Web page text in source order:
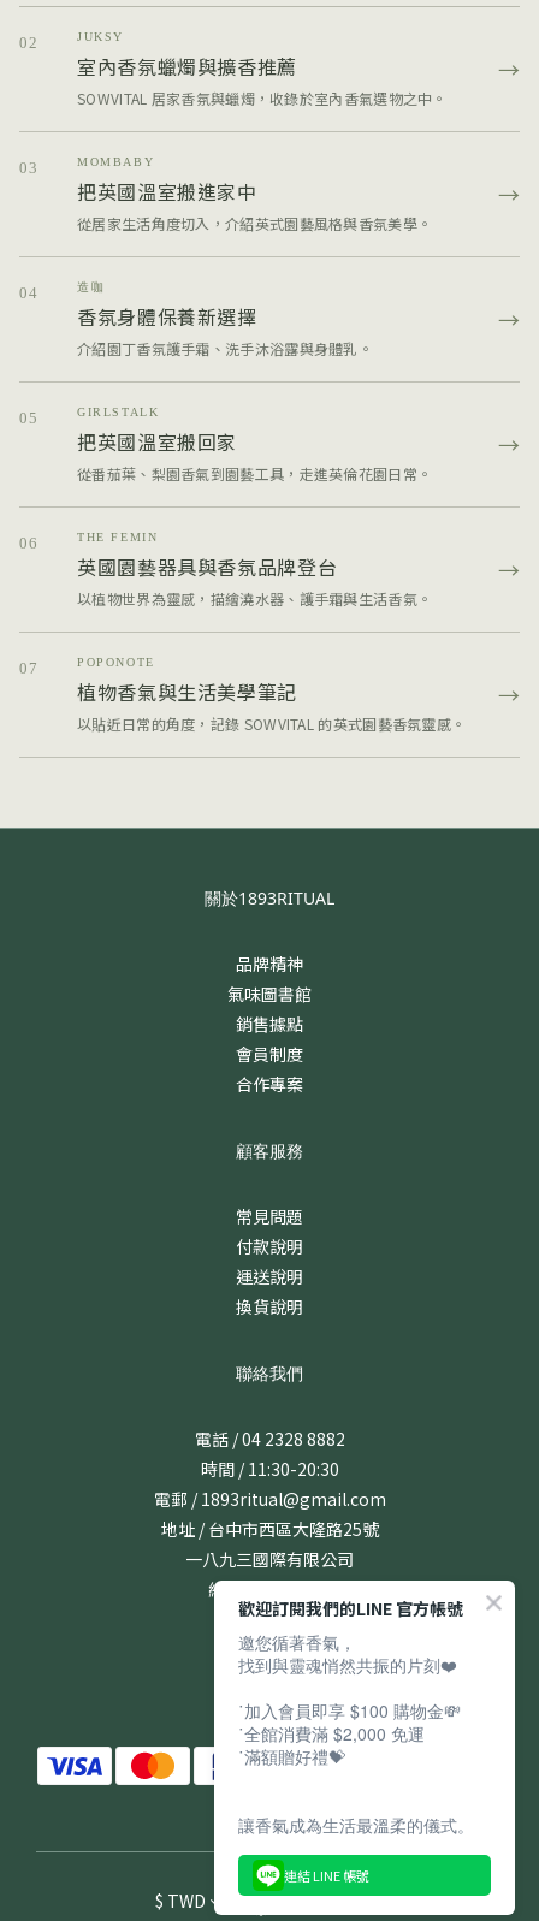
02 JUKSY
室內香氛蠟燭與擴香推薦
SOWVITAL 居家香氛與蠟燭，收錄於室內香氣選物之中。
→
03 MOMBABY
把英國溫室搬進家中
從居家生活角度切入，介紹英式園藝風格與香氛美學。
→
04 造咖
香氛身體保養新選擇
介紹園丁香氛護手霜、洗手沐浴露與身體乳。
→
05 GIRLSTALK
把英國溫室搬回家
從番茄葉、梨園香氣到園藝工具，走進英倫花園日常。
→
06 THE FEMIN
英國園藝器具與香氛品牌登台
以植物世界為靈感，描繪澆水器、護手霜與生活香氛。
→
07 POPONOTE
植物香氣與生活美學筆記
以貼近日常的角度，記錄 SOWVITAL 的英式園藝香氛靈感。
→
關於1893RITUAL
品牌精神
氣味圖書館
銷售據點
會員制度
合作專案
顧客服務
常見問題
付款說明
運送說明
換貨說明
聯絡我們
電話 / 04 2328 8882
時間 / 11:30-20:30
電郵 / 1893ritual@gmail.com
地址 / 台中市西區大隆路25號
一八九三國際有限公司
統編 / 24831167
$ TWD 繁體中文
歡迎訂閱我們的LINE 官方帳號
邀您循著香氣，
找到與靈魂悄然共振的片刻❤️
˙加入會員即享 $100 購物金💸
˙全館消費滿 $2,000 免運
˙滿額贈好禮💝
讓香氣成為生活最溫柔的儀式。
連結 LINE 帳號